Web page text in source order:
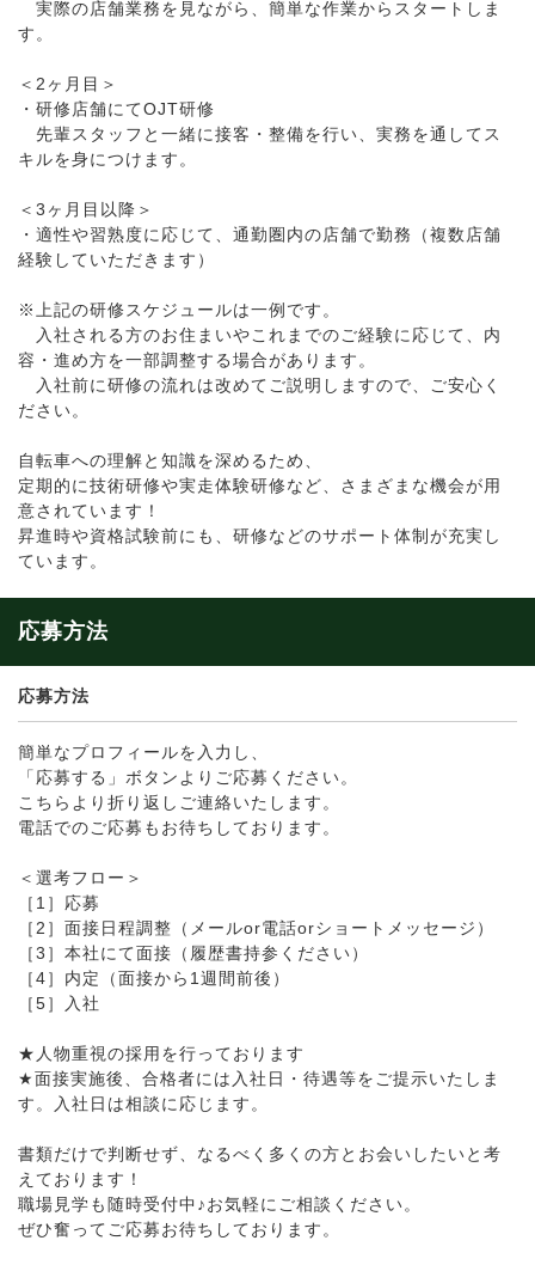
実際の店舗業務を見ながら、簡単な作業からスタートしま
す。
＜2ヶ月目＞
・研修店舗にてOJT研修
先輩スタッフと一緒に接客・整備を行い、実務を通してス
キルを身につけます。
＜3ヶ月目以降＞
・適性や習熟度に応じて、通勤圏内の店舗で勤務（複数店舗
経験していただきます）
※上記の研修スケジュールは一例です。
入社される方のお住まいやこれまでのご経験に応じて、内
容・進め方を一部調整する場合があります。
入社前に研修の流れは改めてご説明しますので、ご安心く
ださい。
自転車への理解と知識を深めるため、
定期的に技術研修や実走体験研修など、さまざまな機会が用
意されています！
昇進時や資格試験前にも、研修などのサポート体制が充実し
ています。
応募方法
応募方法
簡単なプロフィールを入力し、
「応募する」ボタンよりご応募ください。
こちらより折り返しご連絡いたします。
電話でのご応募もお待ちしております。
＜選考フロー＞
［1］応募
［2］面接日程調整（メールor電話orショートメッセージ）
［3］本社にて面接（履歴書持参ください）
［4］内定（面接から1週間前後）
［5］入社
★人物重視の採用を行っております
★面接実施後、合格者には入社日・待遇等をご提示いたしま
す。入社日は相談に応じます。
書類だけで判断せず、なるべく多くの方とお会いしたいと考
えております！
職場見学も随時受付中♪お気軽にご相談ください。
ぜひ奮ってご応募お待ちしております。